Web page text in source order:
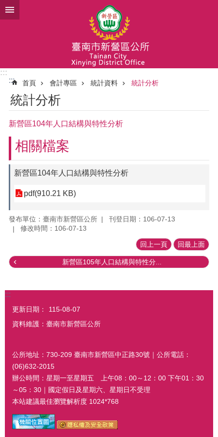
跳到主要內容區塊
:::
:::
首頁 會計專區 統計資料 統計分析
統計分析
新營區104年人口結構與特性分析
相關檔案
新營區104年人口結構與特性分析
pdf(910.21 KB)
發布單位：臺南市新營區公所
刊登日期：106-07-13
修改時間：106-07-13
回上一頁 回最上面
新營區105年人口結構與特性分...
:::
更新日期：
115-08-07
資料維護：臺南市新營區公所
公所地址：730-209 臺南市新營區中正路30號｜公所電話：
(06)632-2015
辦公時間：星期一至星期五 上午08：00～12：00 下午01：30
～05：30｜國定假日及星期六、星期日不受理
本站建議最佳瀏覽解析度 1024*768